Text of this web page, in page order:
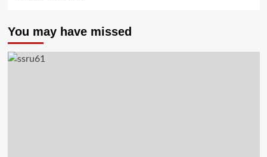
You may have missed